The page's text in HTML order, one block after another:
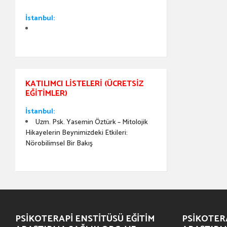
İstanbul:
KATILIMCI LISTELERI (ÜCRETSIZ
EĞITIMLER)
İstanbul:
Uzm. Psk. Yasemin Öztürk – Mitolojik
Hikayelerin Beynimizdeki Etkileri:
Nörobilimsel Bir Bakış
PSIKOTERAPI ENSTITÜSÜ EĞITIM